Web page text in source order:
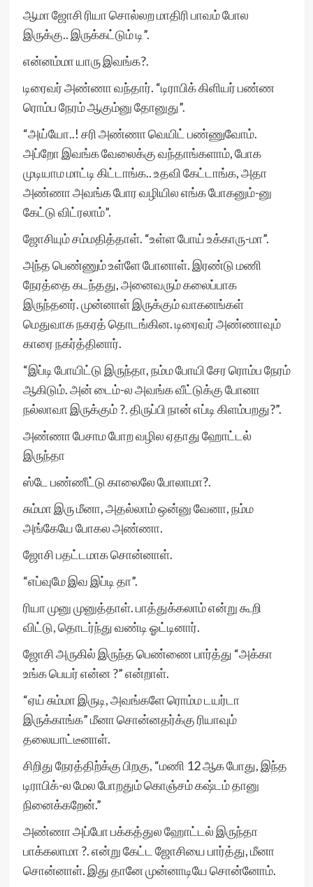
ஆமா ஜோசி ரியா சொல்லற மாதிரி பாவம் போல
இருக்கு.. இருக்கட்டும் டி”.
என்னம்மா யாரு இவங்க?.
டிரைவர் அண்ணா வந்தார். “டிராபிக் கிளியர் பண்ண
ரொம்ப நேரம் ஆகும்னு தோனுது”.
“அய்யோ..! சரி அண்ணா வெயிட் பண்ணுவோம்.
அப்றோ இவங்க வேலைக்கு வந்தாங்களாம், போக
முடியாம மாட்டி கிட்டாங்க.. உதவி கேட்டாங்க, அதா
அண்ணா அவங்க போர வழியில எங்க போகனும்-னு
கேட்டு விட்ரலாம்”.
ஜோசியும் சம்மதித்தாள். “உள்ள போய் உக்காரு-மா”.
அந்த பெண்ணும் உள்ளே போனாள். இரண்டு மணி
நேரத்தை கடந்தது, அனைவரும் கலைப்பாக
இருந்தனர். முன்னாள் இருக்கும் வாகனங்கள்
மெதுவாக நகரத் தொடங்கின. டிரைவர் அண்ணாவும்
காரை நகர்த்தினார்.
“இப்டி போயிட்டு இருந்தா, நம்ம போயி சேர ரொம்ப நேரம்
ஆகிடும். அன் டைம்-ல அவங்க வீட்டுக்கு போனா
நல்லாவா இருக்கும் ?. திருப்பி நான் எப்டி கிளம்பறது?”.
அண்ணா பேசாம போற வழில ஏதாது ஹோட்டல்
இருந்தா
ஸ்டே பண்ணீட்டு காலைலே போலாமா?.
சும்மா இரு மீனா, அதல்லாம் ஒன்னு வேனா, நம்ம
அங்கேயே போகல அண்ணா.
ஜோசி பதட்டமாக சொன்னாள்.
“எப்வுமே இவ இப்டி தா”.
ரியா முனு முனுத்தாள். பாத்துக்கலாம் என்று கூறி
விட்டு, தொடர்ந்து வண்டி ஓட்டினார்.
ஜோசி அருகில் இருந்த பெண்ணை பார்த்து “அக்கா
உங்க பெயர் என்ன ?” என்றாள்.
“ஏய் சும்மா இருடி, அவங்களே ரொம்ம டயர்டா
இருக்காங்க” மீனா சொன்னதர்க்கு ரியாவும்
தலையாட்டீனாள்.
சிறிது நேரத்திற்க்கு பிறகு, “மணி 12 ஆக போது, இந்த
டிராபிக்-ல மேல போறதும் கொஞ்சம் கஷ்டம் தானு
நினைக்கறேன்.”
அண்ணா அப்போ பக்கத்துல ஹோட்டல் இருந்தா
பாக்கலாமா ?. என்று கேட்ட ஜோசியை பார்த்து, மீனா
சொன்னாள். இது தானே முன்னாடியே சொன்னோம்.